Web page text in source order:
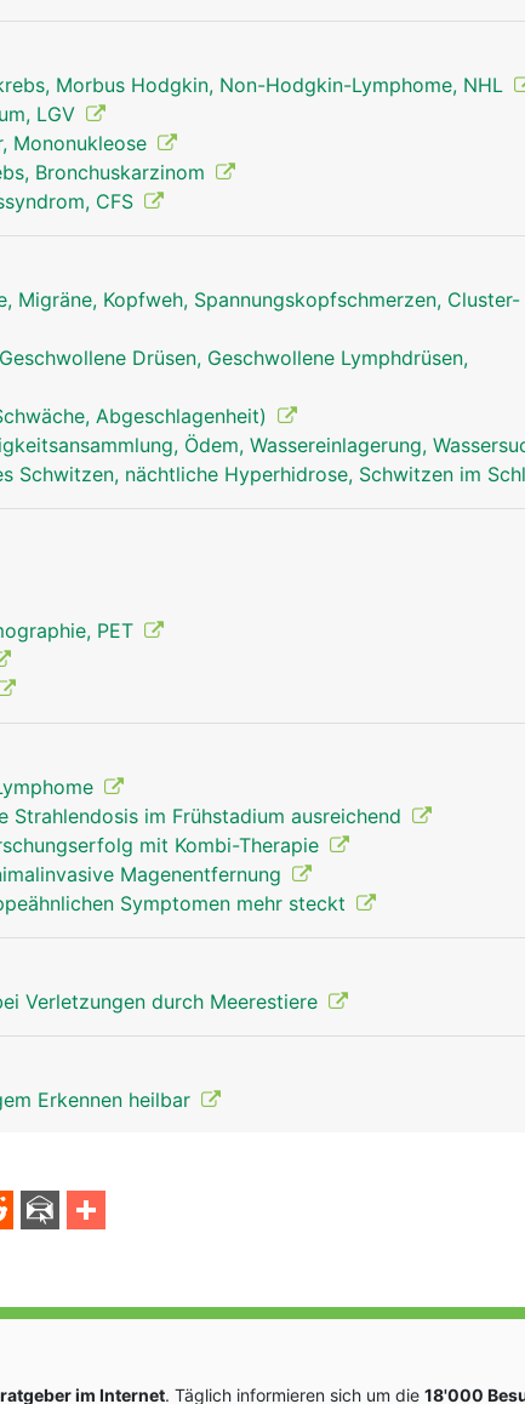
lympknoten mann
Morbus Hodgkin, Non-Hodgkin-Lymphome, NHL
LGV
Mononukleose
Bronchuskarzinom
CFS
Migräne, Kopfweh, Spannungskopfschmerzen, Cluster-
Drüsen, Geschwollene Lymphdrüsen,
Abgeschlagenheit)
Ödem, Wassereinlagerung,
Schwitzen, nächtliche Hyperhidrose, Schwitzen im
PET
Strahlendosis im Frühstadium ausreichend
mit Kombi-Therapie
Magenentfernung
Symptomen mehr steckt
Verletzungen durch Meerestiere
Erkennen heilbar
im Internet. Täglich informieren sich um die 18'000